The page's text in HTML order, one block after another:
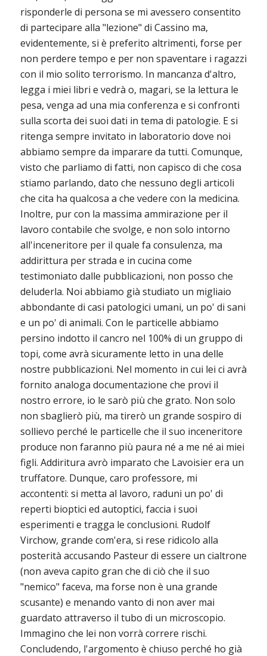
risponderle di persona se mi avessero consentito
di partecipare alla "lezione" di Cassino ma,
evidentemente, si è preferito altrimenti, forse per
non perdere tempo e per non spaventare i ragazzi
con il mio solito terrorismo. In mancanza d'altro,
legga i miei libri e vedrà o, magari, se la lettura le
pesa, venga ad una mia conferenza e si confronti
sulla scorta dei suoi dati in tema di patologie. E si
ritenga sempre invitato in laboratorio dove noi
abbiamo sempre da imparare da tutti. Comunque,
visto che parliamo di fatti, non capisco di che cosa
stiamo parlando, dato che nessuno degli articoli
che cita ha qualcosa a che vedere con la medicina.
Inoltre, pur con la massima ammirazione per il
lavoro contabile che svolge, e non solo intorno
all'inceneritore per il quale fa consulenza, ma
addirittura per strada e in cucina come
testimoniato dalle pubblicazioni, non posso che
deluderla. Noi abbiamo già studiato un migliaio
abbondante di casi patologici umani, un po' di sani
e un po' di animali. Con le particelle abbiamo
persino indotto il cancro nel 100% di un gruppo di
topi, come avrà sicuramente letto in una delle
nostre pubblicazioni. Nel momento in cui lei ci avrà
fornito analoga documentazione che provi il
nostro errore, io le sarò più che grato. Non solo
non sbaglierò più, ma tirerò un grande sospiro di
sollievo perché le particelle che il suo inceneritore
produce non faranno più paura né a me né ai miei
figli. Addiritura avrò imparato che Lavoisier era un
truffatore. Dunque, caro professore, mi
accontenti: si metta al lavoro, raduni un po' di
reperti bioptici ed autoptici, faccia i suoi
esperimenti e tragga le conclusioni. Rudolf
Virchow, grande com'era, si rese ridicolo alla
posterità accusando Pasteur di essere un cialtrone
(non aveva capito gran che di ciò che il suo
"nemico" faceva, ma forse non è una grande
scusante) e menando vanto di non aver mai
guardato attraverso il tubo di un microscopio.
Immagino che lei non vorrà correre rischi.
Concludendo, l'argomento è chiuso perché ho già